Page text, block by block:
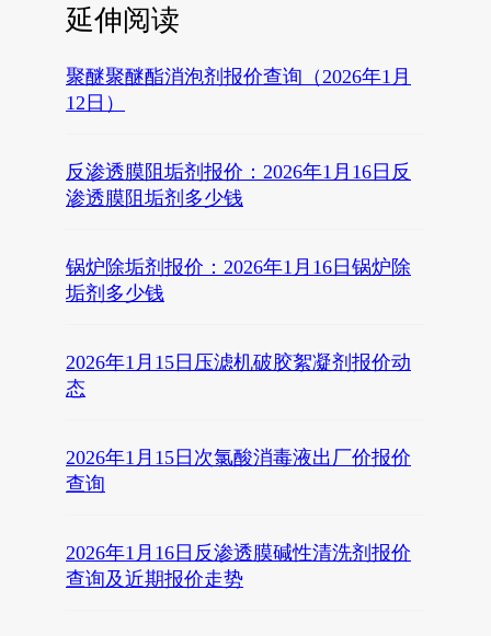
延伸阅读
聚醚聚醚酯消泡剂报价查询（2026年1月
12日）
反渗透膜阻垢剂报价：2026年1月16日反
渗透膜阻垢剂多少钱
锅炉除垢剂报价：2026年1月16日锅炉除
垢剂多少钱
2026年1月15日压滤机破胶絮凝剂报价动
态
2026年1月15日次氯酸消毒液出厂价报价
查询
2026年1月16日反渗透膜碱性清洗剂报价
查询及近期报价走势